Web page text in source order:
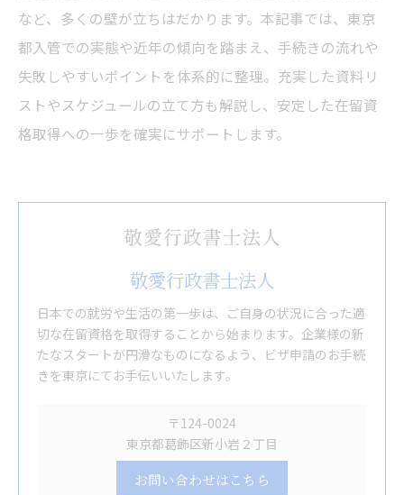
など、多くの壁が立ちはだかります。本記事では、東京
都入管での実態や近年の傾向を踏まえ、手続きの流れや
失敗しやすいポイントを体系的に整理。充実した資料リ
ストやスケジュールの立て方も解説し、安定した在留資
格取得への一歩を確実にサポートします。
敬愛行政書士法人
日本での就労や生活の第一歩は、ご自身の状況に合った適
切な在留資格を取得することから始まります。企業様の新
たなスタートが円滑なものになるよう、ビザ申請のお手続
きを東京にてお手伝いいたします。
〒124-0024
東京都葛飾区新小岩２丁目
お問い合わせはこちら